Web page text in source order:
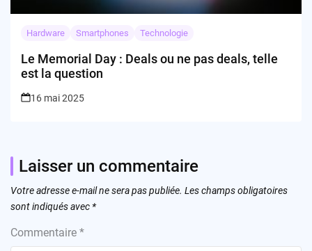
Hardware Smartphones Technologie
Le Memorial Day : Deals ou ne pas deals, telle
est la question
16 mai 2025
Laisser un commentaire
Votre adresse e-mail ne sera pas publiée. Les champs obligatoires
sont indiqués avec *
Commentaire *